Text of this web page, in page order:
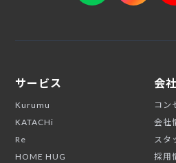
サービス
Kurumu
KATACHi
Re
HOME HUG
会
コン
会社
スタ
採用